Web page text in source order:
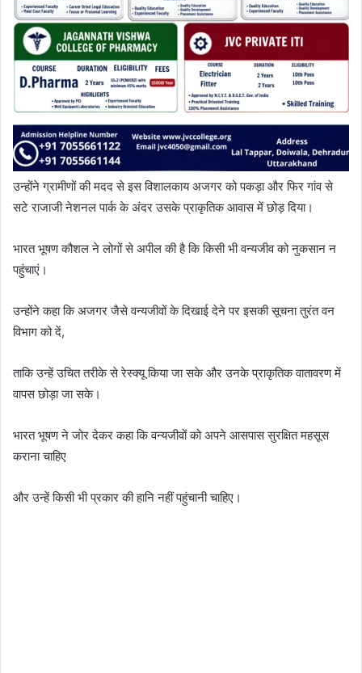
उन्होंने ग्रामीणों की मदद से इस विशालकाय अजगर को पकड़ा और फिर गांव से
सटे राजाजी नेशनल पार्क के अंदर उसके प्राकृतिक आवास में छोड़ दिया।
भारत भूषण कौशल ने लोगों से अपील की है कि किसी भी वन्यजीव को नुकसान न
पहुंचाएं।
उन्होंने कहा कि अजगर जैसे वन्यजीवों के दिखाई देने पर इसकी सूचना तुरंत वन
विभाग को दें,
ताकि उन्हें उचित तरीके से रेस्क्यू किया जा सके और उनके प्राकृतिक वातावरण में
वापस छोड़ा जा सके।
भारत भूषण ने जोर देकर कहा कि वन्यजीवों को अपने आसपास सुरक्षित महसूस
कराना चाहिए
और उन्हें किसी भी प्रकार की हानि नहीं पहुंचानी चाहिए।